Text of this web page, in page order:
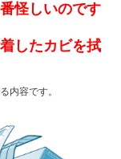
怪しいのです
したカビを拭
内容です。